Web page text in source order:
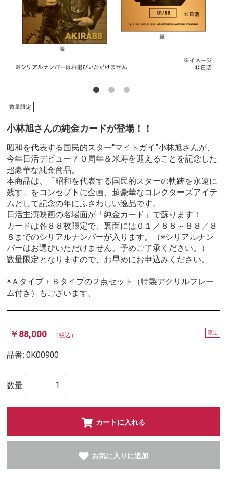
数量限定
小林旭さんの純金カードが登場！！
昭和を代表する国民的スター“マイトガイ”小林旭さんが、
今年日活デビュー７０周年＆米寿を迎えることを記念した
超豪華な純金商品。
本商品は、「昭和を代表する国民的スターの軌跡を永遠に
残す」をコンセプトに企画、超豪華なコレクターズアイテ
ムとして記念の年にふさわしい逸品です。
日活主演映画の名場面が「純金カード」で蘇ります！
カードは各８８枚限定で、裏面には０１／８８～８８／８
８までのシリアルナンバーが入ります。（※シリアルナン
バーはお選びいただけません。予めご了承ください。）
数量限定となりますので、お早めにお申込みください。
※Ａタイプ＋Ｂタイプの２点セット（特製アクリルフレー
ム付き）もございます。
￥88,000 （税込） 限定
品番:0K00900
数量
カートに入れる
お気に入りに追加